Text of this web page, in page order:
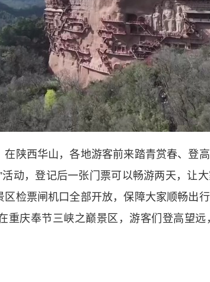
西华山，各地游客前来踏青赏春、登
动，登记后一张门票可以畅游两天，让
检票闸机口全部开放，保障大家顺畅出
重庆奉节三峡之巅景区，游客们登高望